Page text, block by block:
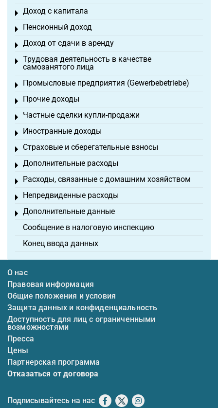
Доход с капитала
Toggle menu
Пенсионный доход
Toggle menu
Доход от сдачи в аренду
Toggle menu
Трудовая деятельность в качестве
самозанятого лица
Toggle menu
Промысловые предприятия (Gewerbebetriebe)
Toggle menu
Прочие доходы
Toggle menu
Частные сделки купли-продажи
Toggle menu
Иностранные доходы
Toggle menu
Страховые и сберегательные взносы
Toggle menu
Дополнительные расходы
Toggle menu
Расходы, связанные с домашним хозяйством
Toggle menu
Непредвиденные расходы
Toggle menu
Дополнительные данные
Toggle menu
Сообщение в налоговую инспекцию
Конец ввода данных
О нас
Правовая информация
Общие положения и условия
Защита данных и конфиденциальность
Доступность для лиц с ограниченными
возможностями
Пресса
Цены
Партнерская программа
Отказаться от договора
Подписывайтесь на нас Facebook
X Instagram